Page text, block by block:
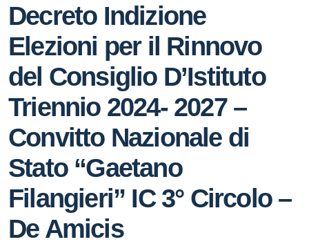
Decreto Indizione
Elezioni per il Rinnovo
del Consiglio D’Istituto
Triennio 2024- 2027 –
Convitto Nazionale di
Stato “Gaetano
Filangieri” IC 3° Circolo –
De Amicis